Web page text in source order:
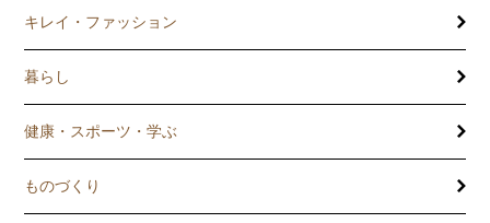
キレイ・ファッション
暮らし
健康・スポーツ・学ぶ
ものづくり